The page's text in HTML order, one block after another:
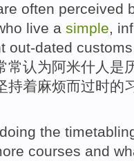
often perceived
live a simple,
out-dated customs
常认为阿米什人 是
持着麻烦而过时的
doing the
courses and